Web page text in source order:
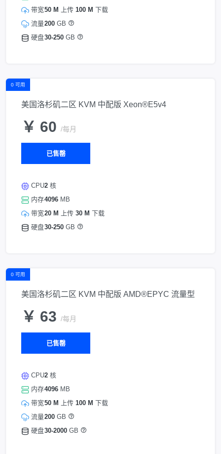
带宽
流量
硬盘
50 M
上传 100 M 下载
200 GB
30-250 GB
0 可用
美国洛杉矶二区 KVM 中配版 Xeon®E5v4
￥ 60 /每月
已售罄
CPU
内存
带宽
硬盘
2 核
4096 MB
20 M
上传 30 M 下载
30-250 GB
0 可用
美国洛杉矶二区 KVM 中配版 AMD®EPYC 流量型
￥ 63 /每月
已售罄
CPU
内存
带宽
流量
硬盘
2 核
4096 MB
50 M
上传 100 M 下载
200 GB
30-2000 GB